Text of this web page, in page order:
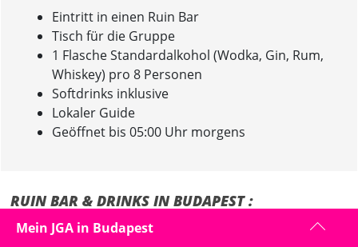
Eintritt in einen Ruin Bar
Tisch für die Gruppe
1 Flasche Standardalkohol (Wodka, Gin, Rum,
Whiskey) pro 8 Personen
Softdrinks inklusive
Lokaler Guide
Geöffnet bis 05:00 Uhr morgens
RUIN BAR & DRINKS IN BUDAPEST :
INFORMATION
Mein JGA in Budapest